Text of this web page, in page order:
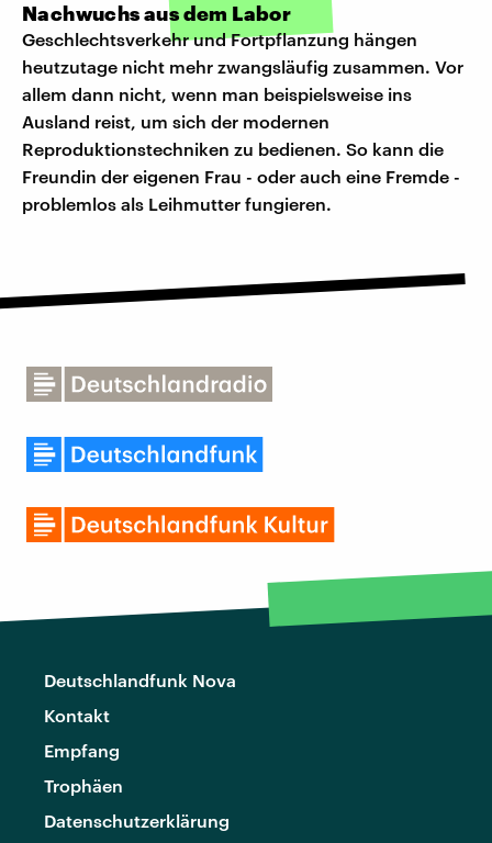
Nachwuchs aus dem Labor
Geschlechtsverkehr und Fortpflanzung hängen
heutzutage nicht mehr zwangsläufig zusammen. Vor
allem dann nicht, wenn man beispielsweise ins
Ausland reist, um sich der modernen
Reproduktionstechniken zu bedienen. So kann die
Freundin der eigenen Frau - oder auch eine Fremde -
problemlos als Leihmutter fungieren.
Deutschlandfunk Nova
Kontakt
Empfang
Trophäen
Datenschutzerklärung